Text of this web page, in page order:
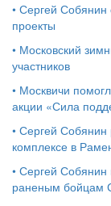
• Сергей Собянин
проекты
• Московский
участников
• Москвичи
акции «Сила
• Сергей Собянин
комплексе в
• Сергей
раненым бойцам